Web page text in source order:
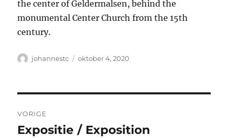
the center of Geldermalsen, behind the
monumental Center Church from the 15th
century.
Auteur
johannestc
Geplaatst
oktober 4, 2020
navigatie
VORIGE
Vorig
Expositie / Exposition